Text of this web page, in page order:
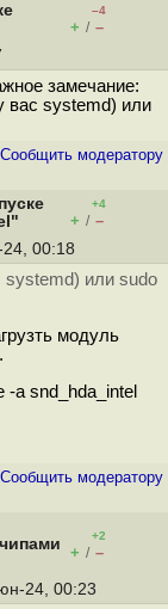
–4
+ / –
замечание:
вас systemd) или
Cообщить модератору
+4
+ / –
00:18
systemd) или sudo
модуль
-a snd_hda_intel
Cообщить модератору
+2
+ / –
24, 00:23